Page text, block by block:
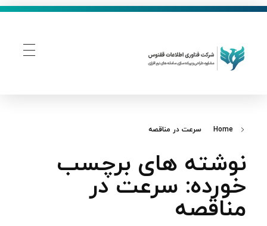
Home سرعت در مناقصه
نوشته های برچسب
خورده: سرعت در
مناقصه